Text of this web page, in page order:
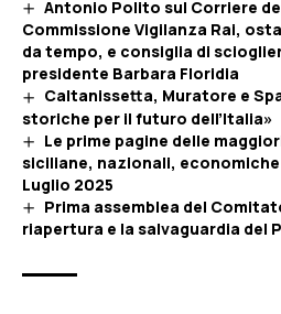
Antonio Polito sul Corriere
Commissione Vigilanza Rai,
da tempo, e consiglia di
presidente Barbara Floridia
Caltanissetta, Muratore e
storiche per il futuro dell’Italia»
Le prime pagine delle
siciliane, nazionali,
Luglio 2025
Prima assemblea del
riapertura e la salvaguardia del